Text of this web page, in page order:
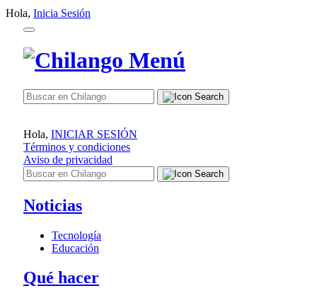
Hola, Inicia Sesión
Hola, INICIAR SESIÓN
Términos y condiciones
Aviso de privacidad
Noticias
Tecnología
Educación
Qué hacer